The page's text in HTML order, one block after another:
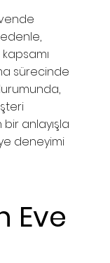
sürecinde
anlayışla
deneyimi
Eve